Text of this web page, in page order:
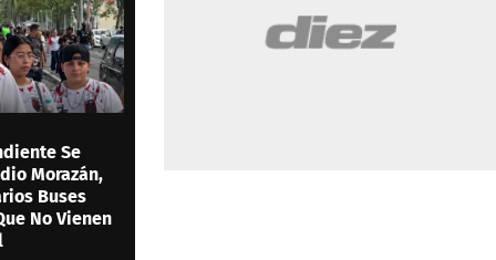
Se
Morazán,
Buses
No Vienen